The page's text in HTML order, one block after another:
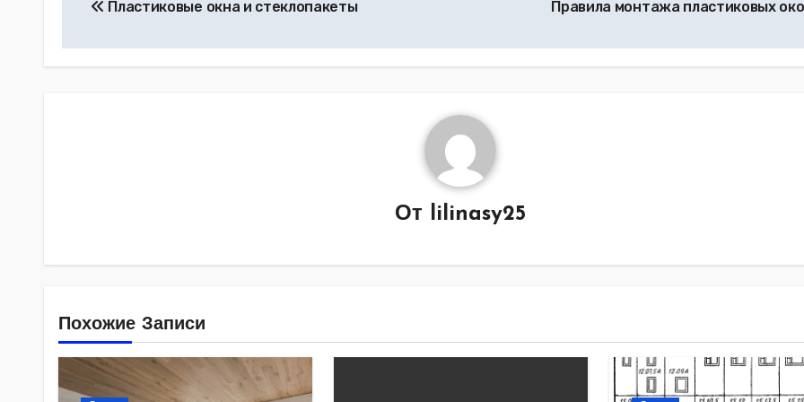
по
записям
Пластиковые окна и стеклопакеты Правила монтажа пластиковых
От lilinasy25
Похожие Записи